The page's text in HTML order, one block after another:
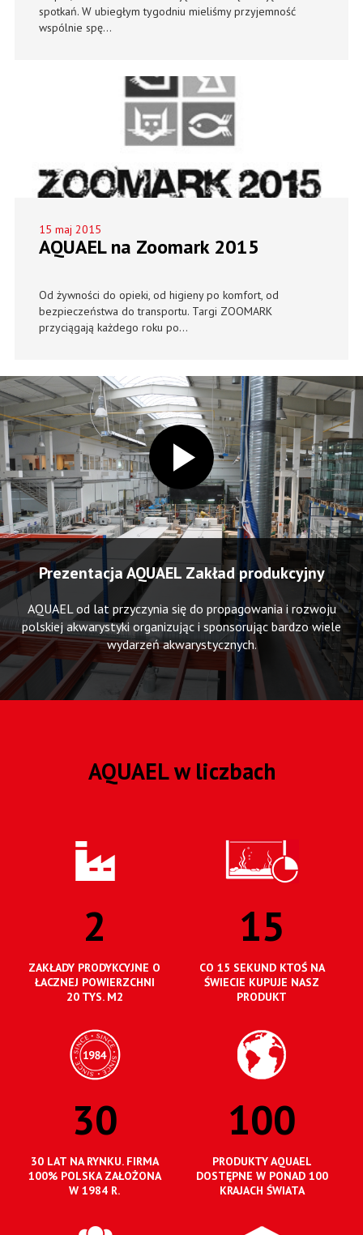
spotkań. W ubiegłym tygodniu mieliśmy przyjemność
wspólnie spę...
15 maj 2015
AQUAEL na Zoomark 2015
Od żywności do opieki, od higieny po komfort, od
bezpieczeństwa do transportu. Targi ZOOMARK
przyciągają każdego roku po...
Prezentacja AQUAEL Zakład produkcyjny
AQUAEL od lat przyczynia się do propagowania i rozwoju
polskiej akwarystyki organizując i sponsorując bardzo wiele
wydarzeń akwarystycznych.
AQUAEL w liczbach
2
ZAKŁADY PRODYKCYJNE O
ŁACZNEJ POWIERZCHNI
20 TYS. M2
15
CO 15 SEKUND KTOŚ NA
ŚWIECIE KUPUJE NASZ
PRODUKT
30
30 LAT NA RYNKU. FIRMA
100% POLSKA ZAŁOŻONA
W 1984 R.
100
PRODUKTY AQUAEL
DOSTĘPNE W PONAD 100
KRAJACH ŚWIATA